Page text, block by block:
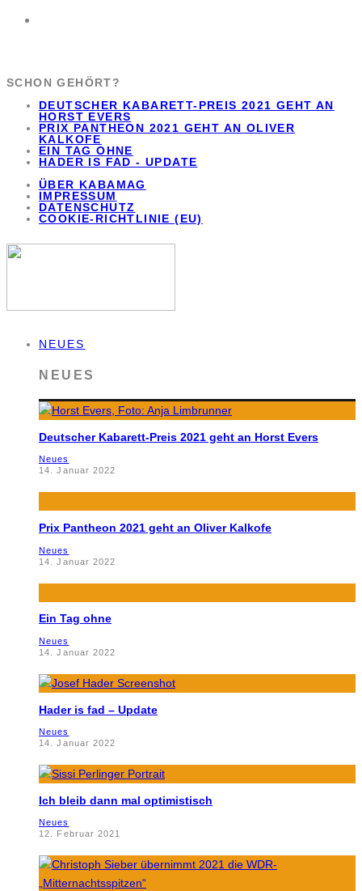
SCHON GEHÖRT?
DEUTSCHER KABARETT-PREIS 2021 GEHT AN
HORST EVERS
PRIX PANTHEON 2021 GEHT AN OLIVER
KALKOFE
EIN TAG OHNE
HADER IS FAD - UPDATE
ÜBER KABAMAG
IMPRESSUM
DATENSCHUTZ
COOKIE-RICHTLINIE (EU)
NEUES
NEUES
Deutscher Kabarett-Preis 2021 geht an Horst Evers
Neues
14. Januar 2022
Prix Pantheon 2021 geht an Oliver Kalkofe
Neues
14. Januar 2022
Ein Tag ohne
Neues
14. Januar 2022
Hader is fad – Update
Neues
14. Januar 2022
Ich bleib dann mal optimistisch
Neues
12. Februar 2021